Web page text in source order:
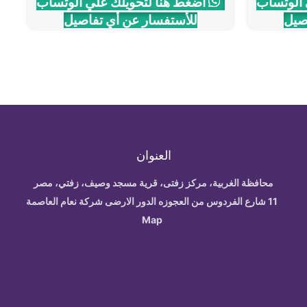
للأستفسار عن أي تفاصيل
العنوان
محافظة الغربية، مركز زفتى، قرية مسجد وصيف، زفتي، مصر
11 شارع الفردوس من العجوزه الدور الارضى شركة نعام العاصمة
Map